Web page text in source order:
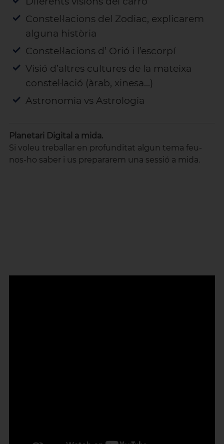
Constel·lacions del Zodiac, explicarem
alguna història
Constel·lacions d’ Orió i l’escorpí
Visió d’altres cultures de la mateixa
constel·lació (àrab, xinesa...)
Astronomia vs Astrologia
Planetari Digital a mida.
Si voleu treballar en profunditat algun tema feu-
nos-ho saber i us prepararem una sessió a mida.